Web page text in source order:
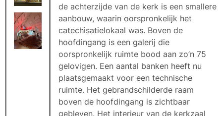
de achterzijde van de kerk is een smallere
aanbouw, waarin oorspronkelijk het
catechisatielokaal was. Boven de
hoofdingang is een galerij die
oorspronkelijk ruimte bood aan zo’n 75
gelovigen. Een aantal banken heeft nu
plaatsgemaakt voor een technische
ruimte. Het gebrandschilderde raam
boven de hoofdingang is zichtbaar
gebleven. Het interieur van de kerkzaal